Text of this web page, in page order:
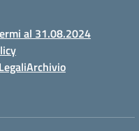
al 31.08.2024
Archivio